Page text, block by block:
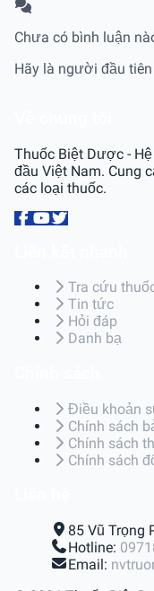
Chưa có bình luận
Hãy là người đầu
Thuốc Biệt Dược -
đầu Việt Nam. Cung
các loại thuốc.
Tra cứu
Tin tức
Hỏi đáp
Danh bạ
Điều khoản
Chính sách
Chính sách
Chính sách
85 Vũ Trọng
Hotline:
Email: